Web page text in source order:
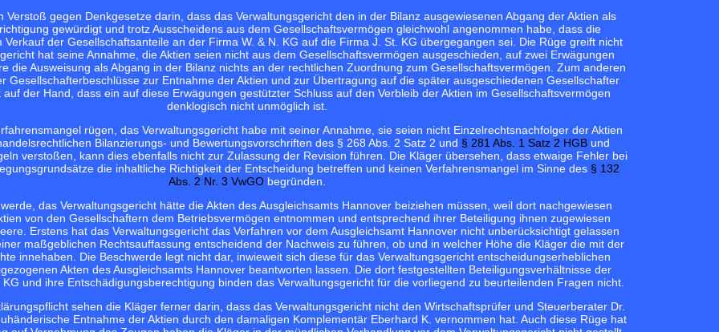
Verstoß gegen Denkgesetze darin, dass das Verwaltungsgericht den in der Bilanz ausgewiesenen Abgang der Aktien als
gewürdigt und trotz Ausscheidens aus dem Gesellschaftsvermögen gleichwohl angenommen habe, dass die
Verkauf der Gesellschaftsanteile an der Firma W. & N. KG auf die Firma J. St. KG übergegangen sei. Die Rüge greift nicht
hat seine Annahme, die Aktien seien nicht aus dem Gesellschaftsvermögen ausgeschieden, auf zwei Erwägungen
die Ausweisung als Abgang in der Bilanz nichts an der rechtlichen Zuordnung zum Gesellschaftsvermögen. Zum anderen
Gesellschafterbeschlüsse zur Entnahme der Aktien und zur Übertragung auf die später ausgeschiedenen Gesellschafter
auf der Hand, dass ein auf diese Erwägungen gestützter Schluss auf den Verbleib der Aktien im Gesellschaftsvermögen
denklogisch nicht unmöglich ist.
rügen, das Verwaltungsgericht habe mit seiner Annahme, sie seien nicht Einzelrechtsnachfolger der Aktien
Bilanzierungs- und Bewertungsvorschriften des § 268 Abs. 2 Satz 2 und § 281 Abs. 1 Satz 2 HGBund
verstoßen, kann dies ebenfalls nicht zur Zulassung der Revision führen. Die Kläger übersehen, dass etwaige Fehler bei
die inhaltliche Richtigkeit der Entscheidung betreffen und keinen Verfahrensmangel im Sinne des § 132
Abs. 2 Nr. 3 VwGO begründen.
das Verwaltungsgericht hätte die Akten des Ausgleichsamts Hannover beiziehen müssen, weil dort nachgewiesen
von den Gesellschaftern dem Betriebsvermögen entnommen und entsprechend ihrer Beteiligung ihnen zugewiesen
Erstens hat das Verwaltungsgericht das Verfahren vor dem Ausgleichsamt Hannover nicht unberücksichtigt gelassen
maßgeblichen Rechtsauffassung entscheidend der Nachweis zu führen, ob und in welcher Höhe die Kläger die mit der
innehaben. Die Beschwerde legt nicht dar, inwieweit sich diese für das Verwaltungsgericht entscheidungserheblichen
Akten des Ausgleichsamts Hannover beantworten lassen. Die dort festgestellten Beteiligungsverhältnisse der
und ihre Entschädigungsberechtigung binden das Verwaltungsgericht für die vorliegend zu beurteilenden Fragen nicht.
sehen die Kläger ferner darin, dass das Verwaltungsgericht nicht den Wirtschaftsprüfer und Steuerberater Dr.
Entnahme der Aktien durch den damaligen Komplementär Eberhard K. vernommen hat. Auch diese Rüge hat